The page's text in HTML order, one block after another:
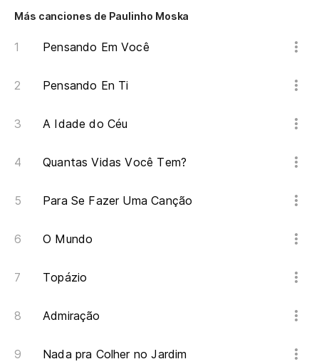
Más canciones de Paulinho Moska
Pensando Em Você
Pensando En Ti
A Idade do Céu
Quantas Vidas Você Tem?
Para Se Fazer Uma Canção
O Mundo
Topázio
Admiração
Nada pra Colher no Jardim